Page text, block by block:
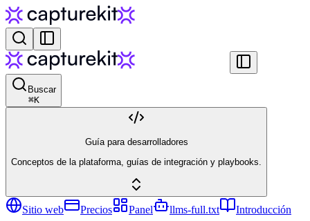
Buscar
⌘K
Guía para desarrolladores
Conceptos de la plataforma, guías de integración y playbooks.
Sitio web Precios Panel llms-full.txt Introducción